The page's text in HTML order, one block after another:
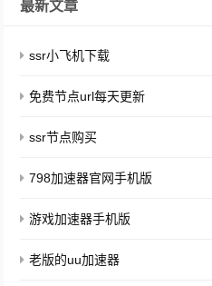
最新文章
ssr小飞机下载
免费节点url每天更新
ssr节点购买
798加速器官网手机版
游戏加速器手机版
老版的uu加速器